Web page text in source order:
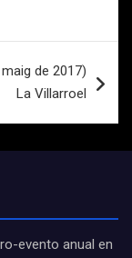
de 2017)
La Villarroel
evento anual en